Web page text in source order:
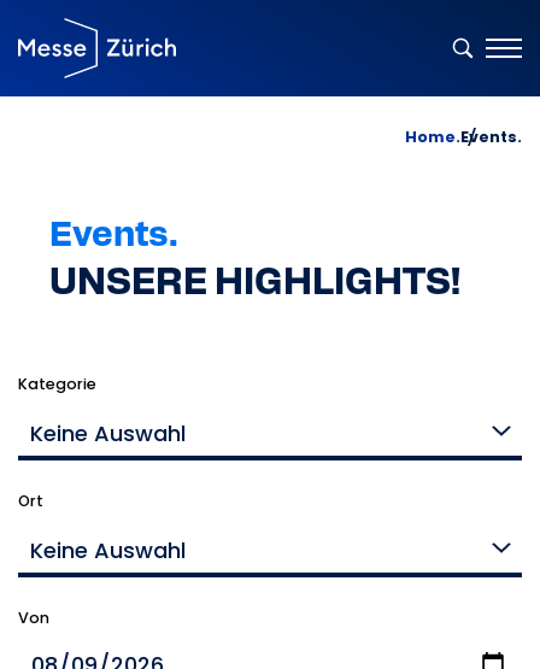
Home.Events.
Events.
UNSERE HIGHLIGHTS!
Kategorie
Keine Auswahl
Ort
Keine Auswahl
Von